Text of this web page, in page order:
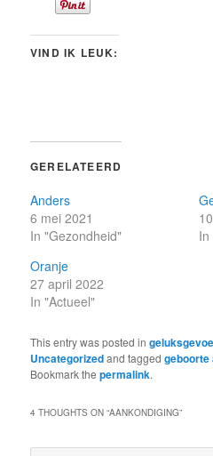
VIND IK LEUK:
GERELATEERD
Anders
6 mei 2021
In "Gezondheid"
In
Oranje
27 april 2022
In "Actueel"
This entry was posted in
Uncategorizedand taggedgeboorte
Bookmark thepermalink.
4 THOUGHTS ON “AANKONDIGING”